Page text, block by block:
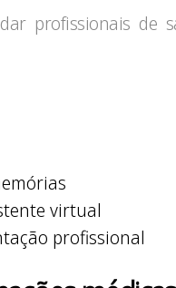
profissionais de
virtual
profissional